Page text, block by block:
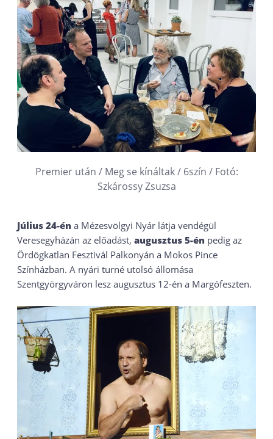
Premier után / Meg se kínáltak / 6szín / Fotó:
Szkárossy Zsuzsa
Július 24-én a Mézesvölgyi Nyár látja vendégül
Veresegyházán az előadást, augusztus 5-én pedig az
Ördögkatlan Fesztivál Palkonyán a Mokos Pince
Színházban. A nyári turné utolsó állomása
Szentgyörgyváron lesz augusztus 12-én a Margófeszten.